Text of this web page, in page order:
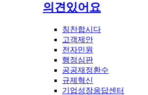
의견있어요
칭찬합시다
고객제안
전자민원
행정심판
공공재정환수
규제혁신
기업성장응답센터